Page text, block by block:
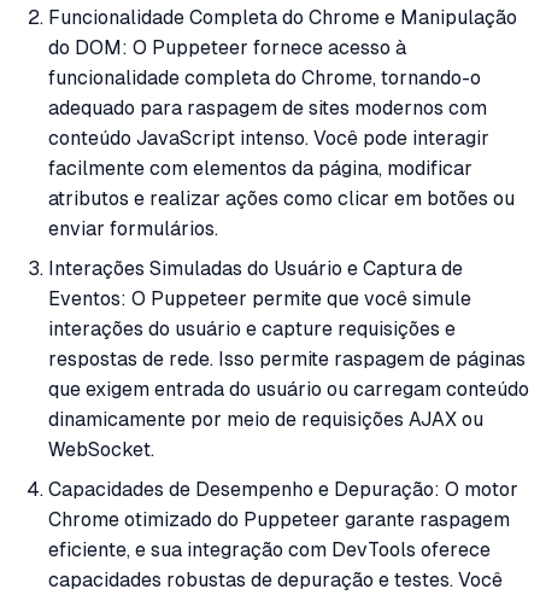
Funcionalidade Completa do Chrome e Manipulação
do DOM: O Puppeteer fornece acesso à
funcionalidade completa do Chrome, tornando-o
adequado para raspagem de sites modernos com
conteúdo JavaScript intenso. Você pode interagir
facilmente com elementos da página, modificar
atributos e realizar ações como clicar em botões ou
enviar formulários.
Interações Simuladas do Usuário e Captura de
Eventos: O Puppeteer permite que você simule
interações do usuário e capture requisições e
respostas de rede. Isso permite raspagem de páginas
que exigem entrada do usuário ou carregam conteúdo
dinamicamente por meio de requisições AJAX ou
WebSocket.
Capacidades de Desempenho e Depuração: O motor
Chrome otimizado do Puppeteer garante raspagem
eficiente, e sua integração com DevTools oferece
capacidades robustas de depuração e testes. Você